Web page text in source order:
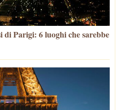
di Parigi: 6 luoghi che sarebbe